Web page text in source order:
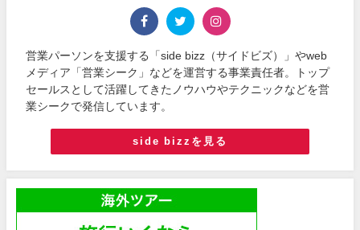
営業パーソンを支援する「side bizz（サイドビズ）」やweb
メディア「営業シーク」などを運営する事業責任者。トップ
セールスとして活躍してきたノウハウやテクニックなどを営
業シークで発信しています。
side bizzを見る